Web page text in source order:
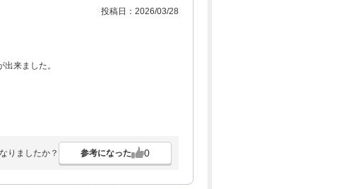
投稿日：2026/03/28
来ました。
りましたか？ 参考になった 0